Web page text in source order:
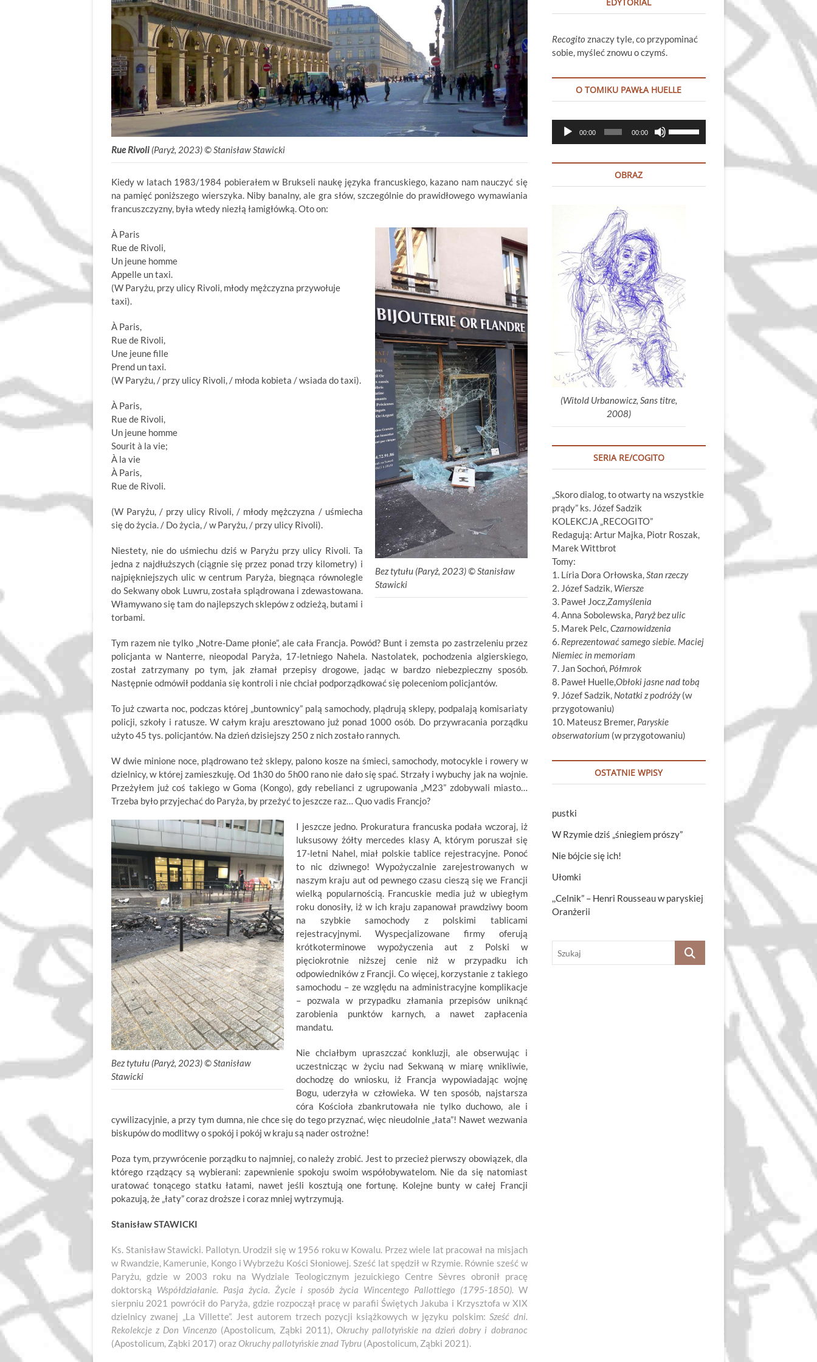
Rue Rivoli (Paryż, 2023) © Stanisław Stawicki
Kiedy w latach 1983/1984 pobierałem w Brukseli naukę języka francuskiego, kazano nam nauczyć się
na pamięć poniższego wierszyka. Niby banalny, ale gra słów, szczególnie do prawidłowego wymawiania
francuszczyzny, była wtedy niezłą łamigłówką. Oto on:
Bez tytułu (Paryż, 2023) ©.Stanisław
Stawicki
À Paris
Rue de Rivoli,
Un jeune homme
Appelle un taxi.
(W Paryżu, przy ulicy Rivoli, młody mężczyzna przywołuje
taxi).
À Paris,
Rue de Rivoli,
Une jeune fille
Prend un taxi.
(W Paryżu, / przy ulicy Rivoli, / młoda kobieta / wsiada do taxi).
À Paris,
Rue de Rivoli,
Un jeune homme
Sourit à la vie;
À la vie
À Paris,
Rue de Rivoli.
(W Paryżu, / przy ulicy Rivoli, / młody mężczyzna / uśmiecha
się do życia. / Do życia, / w Paryżu, / przy ulicy Rivoli).
Niestety, nie do uśmiechu dziś w Paryżu przy ulicy Rivoli. Ta
jedna z najdłuższych (ciągnie się przez ponad trzy kilometry) i
najpiękniejszych ulic w centrum Paryża, biegnąca równolegle
do Sekwany obok Luwru, została splądrowana i zdewastowana.
Włamywano się tam do najlepszych sklepów z odzieżą, butami i
torbami.
Tym razem nie tylko „Notre-Dame płonie”, ale cała Francja. Powód? Bunt i zemsta po zastrzeleniu przez
policjanta w Nanterre, nieopodal Paryża, 17-letniego Nahela. Nastolatek, pochodzenia algierskiego,
został zatrzymany po tym, jak złamał przepisy drogowe, jadąc w bardzo niebezpieczny sposób.
Następnie odmówił poddania się kontroli i nie chciał podporządkować się poleceniom policjantów.
To już czwarta noc, podczas której „buntownicy” palą samochody, plądrują sklepy, podpalają komisariaty
policji, szkoły i ratusze. W całym kraju aresztowano już ponad 1000 osób. Do przywracania porządku
użyto 45 tys. policjantów. Na dzień dzisiejszy 250 z nich zostało rannych.
W dwie minione noce, plądrowano też sklepy, palono kosze na śmieci, samochody, motocykle i rowery w
dzielnicy, w której zamieszkuję. Od 1h30 do 5h00 rano nie dało się spać. Strzały i wybuchy jak na wojnie.
Przeżyłem już coś takiego w Goma (Kongo), gdy rebelianci z ugrupowania „M23” zdobywali miasto…
Trzeba było przyjechać do Paryża, by przeżyć to jeszcze raz… Quo vadis Francjo?
Bez tytułu (Paryż, 2023) ©Stanisław
Stawicki
I jeszcze jedno. Prokuratura francuska podała wczoraj, iż
luksusowy żółty mercedes klasy A, którym poruszał się
17-letni Nahel, miał polskie tablice rejestracyjne. Ponoć
to nic dziwnego! Wypożyczalnie zarejestrowanych w
naszym kraju aut od pewnego czasu cieszą się we Francji
wielką popularnością. Francuskie media już w ubiegłym
roku donosiły, iż w ich kraju zapanował prawdziwy boom
na szybkie samochody z polskimi tablicami
rejestracyjnymi. Wyspecjalizowane firmy oferują
krótkoterminowe wypożyczenia aut z Polski w
pięciokrotnie niższej cenie niż w przypadku ich
odpowiedników z Francji. Co więcej, korzystanie z takiego
samochodu – ze względu na administracyjne komplikacje
– pozwala w przypadku złamania przepisów uniknąć
zarobienia punktów karnych, a nawet zapłacenia
mandatu.
Nie chciałbym upraszczać konkluzji, ale obserwując i
uczestnicząc w życiu nad Sekwaną w miarę wnikliwie,
dochodzę do wniosku, iż Francja wypowiadając wojnę
Bogu, uderzyła w człowieka. W ten sposób, najstarsza
córa Kościoła zbankrutowała nie tylko duchowo, ale i
cywilizacyjnie, a przy tym dumna, nie chce się do tego przyznać, więc nieudolnie „łata”! Nawet wezwania
biskupów do modlitwy o spokój i pokój w kraju są nader ostrożne!
Poza tym, przywrócenie porządku to najmniej, co należy zrobić. Jest to przecież pierwszy obowiązek, dla
którego rządzący są wybierani: zapewnienie spokoju swoim współobywatelom. Nie da się natomiast
uratować tonącego statku łatami, nawet jeśli kosztują one fortunę. Kolejne bunty w całej Francji
pokazują, że „łaty” coraz droższe i coraz mniej wytrzymują.
Stanisław STAWICKI
Ks. Stanisław Stawicki. Pallotyn. Urodził się w 1956 roku w Kowalu. Przez wiele lat pracował na misjach
w Rwandzie, Kamerunie, Kongo i Wybrzeżu Kości Słoniowej. Sześć lat spędził w Rzymie. Równie sześć w
Paryżu, gdzie w 2003 roku na Wydziale Teologicznym jezuickiego Centre Sèvres obronił pracę
doktorską Współdziałanie. Pasja życia. Życie i sposób życia Wincentego Pallottiego (1795-1850). W
sierpniu 2021 powrócił do Paryża, gdzie rozpoczął pracę w parafii Świętych Jakuba i Krzysztofa w XIX
dzielnicy zwanej „La Villette”. Jest autorem trzech pozycji książkowych w języku polskim:Sześć dni.
Rekolekcje z Don Vincenzo (Apostolicum, Ząbki 2011), Okruchy pallotyńskie na dzień dobry i dobranoc
(Apostolicum, Ząbki 2017) oraz Okruchy pallotyńskie znad Tybru (Apostolicum, Ząbki 2021).
Recogito znaczy tyle, co przypominać
sobie, myśleć znowu o czymś.
O TOMIKU PAWŁA HUELLE
Odtwarzacz
plików
00:00 00:00
góry
głośność.
OBRAZ
(Witold Urbanowicz, Sans titre,
2008)
SERIA RE/COGITO
„Skoro dialog, to otwarty na wszystkie
prądy” ks. Józef Sadzik
KOLEKCJA „RECOGITO”
Redagują: Artur Majka, Piotr Roszak,
Marek Wittbrot
Tomy:
1. Líria Dora Orłowska,Stan rzeczy
2. Józef Sadzik, Wiersze
3. Paweł Jocz,Zamyślenia
4. Anna Sobolewska, Paryż bez ulic
5. Marek Pelc,Czarnowidzenia
6. Reprezentować samego siebie. Maciej
Niemiec in memoriam
7. Jan Sochoń, Półmrok
8. Paweł Huelle,Obłoki jasne nad tobą
9. Józef Sadzik, Notatki z podróży(w
przygotowaniu)
10. Mateusz Bremer, Paryskie
obserwatorium (w przygotowaniu)
OSTATNIE WPISY
pustki
W Rzymie dziś „śniegiem prószy”
Nie bójcie się ich!
Ułomki
,,Celnik” – Henri Rousseau w paryskiej
Oranżerii
Szukaj